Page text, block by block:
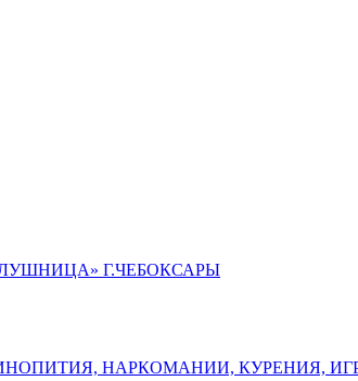
Г.ЧЕБОКСАРЫ
НАРКОМАНИИ, КУРЕНИЯ,